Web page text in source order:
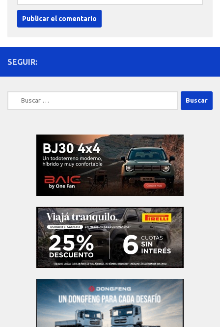
SEGUIR:
Buscar: